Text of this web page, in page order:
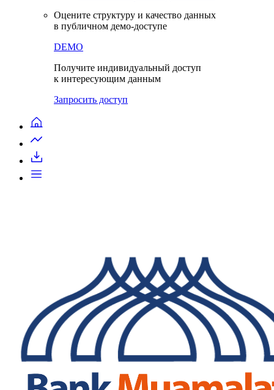
Оцените структуру и качество данных
в публичном демо-доступе
DEMO
Получите индивидуальный доступ
к интересующим данным
Запросить доступ